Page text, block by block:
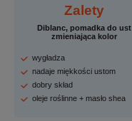
Zalety
Diblanc, pomadka do ust
zmieniająca kolor
wygładza
nadaje miękkości ustom
dobry skład
oleje roślinne + masło shea